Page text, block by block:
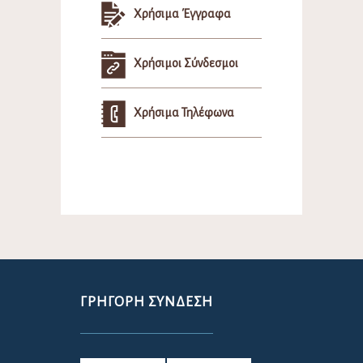
Χρήσιμα Έγγραφα
Χρήσιμοι Σύνδεσμοι
Χρήσιμα Τηλέφωνα
ΓΡΉΓΟΡΗ ΣΎΝΔΕΣΗ